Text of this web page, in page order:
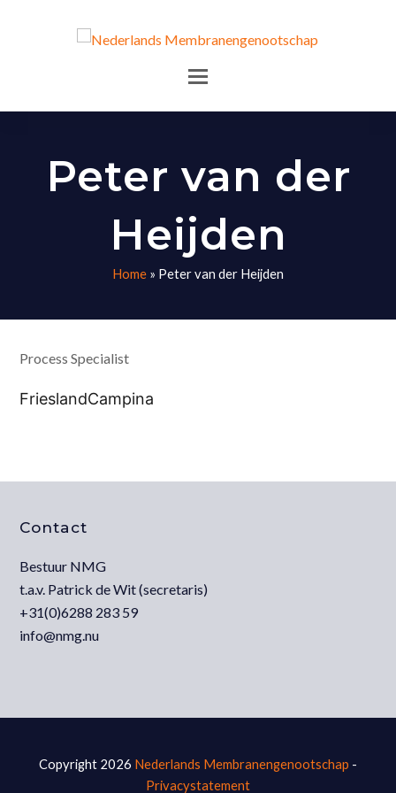
Peter van der
Heijden
Home » Peter van der Heijden
Process Specialist
FrieslandCampina
Contact
Bestuur NMG
t.a.v. Patrick de Wit (secretaris)
+31(0)6288 283 59
info@nmg.nu
Copyright 2026 Nederlands Membranengenootschap -
Privacystatement